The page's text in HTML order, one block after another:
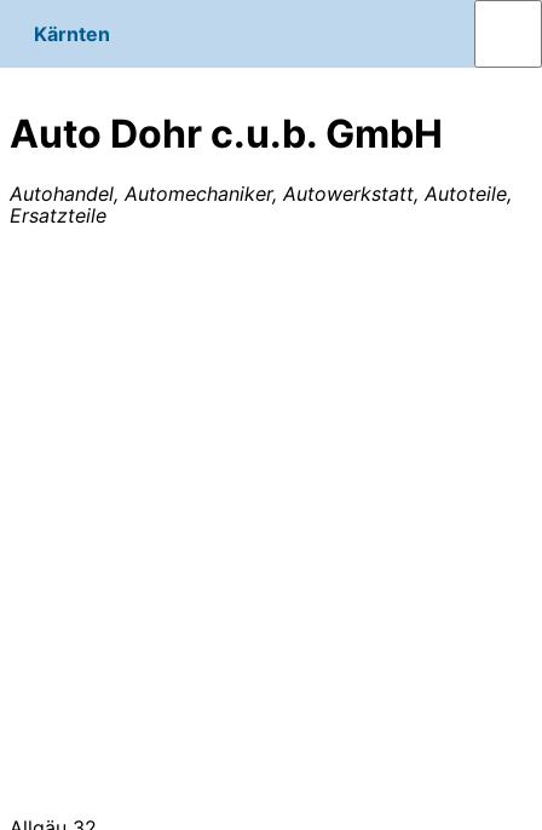
Kärnten
Auto Dohr c.u.b. GmbH
Autohandel, Automechaniker, Autowerkstatt, Autoteile,
Ersatzteile